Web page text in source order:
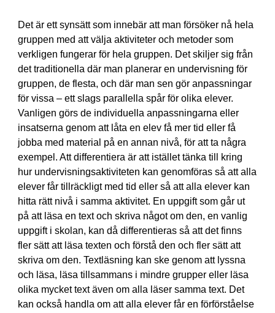
Det är ett synsätt som innebär att man försöker nå hela
gruppen med att välja aktiviteter och metoder som
verkligen fungerar för hela gruppen. Det skiljer sig från
det traditionella där man planerar en undervisning för
gruppen, de flesta, och där man sen gör anpassningar
för vissa – ett slags parallella spår för olika elever.
Vanligen görs de individuella anpassningarna eller
insatserna genom att låta en elev få mer tid eller få
jobba med material på en annan nivå, för att ta några
exempel. Att differentiera är att istället tänka till kring
hur undervisningsaktiviteten kan genomföras så att alla
elever får tillräckligt med tid eller så att alla elever kan
hitta rätt nivå i samma aktivitet. En uppgift som går ut
på att läsa en text och skriva något om den, en vanlig
uppgift i skolan, kan då differentieras så att det finns
fler sätt att läsa texten och förstå den och fler sätt att
skriva om den. Textläsning kan ske genom att lyssna
och läsa, läsa tillsammans i mindre grupper eller läsa
olika mycket text även om alla läser samma text. Det
kan också handla om att alla elever får en förförståelse